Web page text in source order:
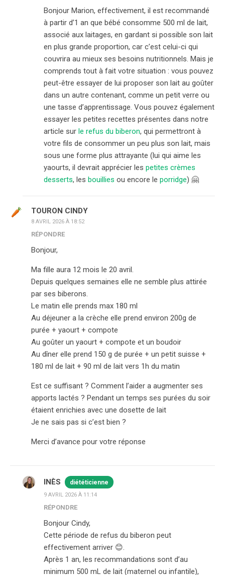
Bonjour Marion, effectivement, il est recommandé
à partir d’1 an que bébé consomme 500 ml de lait,
associé aux laitages, en gardant si possible son lait
en plus grande proportion, car c’est celui-ci qui
couvrira au mieux ses besoins nutritionnels. Mais je
comprends tout à fait votre situation : vous pouvez
peut-être essayer de lui proposer son lait au goûter
dans un autre contenant, comme un petit verre ou
une tasse d’apprentissage. Vous pouvez également
essayer les petites recettes présentes dans notre
article sur le refus du biberon, qui permettront à
votre fils de consommer un peu plus son lait, mais
sous une forme plus attrayante (lui qui aime les
yaourts, il devrait apprécier les petites crèmes
desserts, les bouillies ou encore le porridge) 🤗
TOURON CINDY
8 AVRIL 2026 À 18:52
RÉPONDRE
Bonjour,
Ma fille aura 12 mois le 20 avril.
Depuis quelques semaines elle ne semble plus attirée
par ses biberons.
Le matin elle prends max 180 ml
Au déjeuner a la crèche elle prend environ 200g de
purée + yaourt + compote
Au goûter un yaourt + compote et un boudoir
Au dîner elle prend 150 g de purée + un petit suisse +
180 ml de lait + 90 ml de lait vers 1h du matin
Est ce suffisant ? Comment l’aider a augmenter ses
apports lactés ? Pendant un temps ses purées du soir
étaient enrichies avec une dosette de lait
Je ne sais pas si c’est bien ?
Merci d’avance pour votre réponse
INÈS diététicienne
9 AVRIL 2026 À 11:14
RÉPONDRE
Bonjour Cindy,
Cette période de refus du biberon peut
effectivement arriver 😊.
Après 1 an, les recommandations sont d’au
minimum 500 mL de lait (maternel ou infantile),